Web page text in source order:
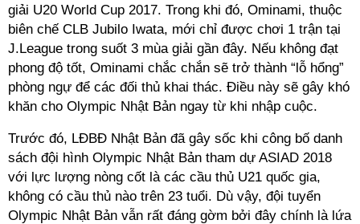
giải U20 World Cup 2017. Trong khi đó, Ominami, thuộc
biên chế CLB Jubilo Iwata, mới chỉ được chơi 1 trận tại
J.League trong suốt 3 mùa giải gần đây. Nếu không đạt
phong độ tốt, Ominami chắc chắn sẽ trở thành “lỗ hổng”
phòng ngự để các đối thủ khai thác. Điều này sẽ gây khó
khăn cho Olympic Nhật Bản ngay từ khi nhập cuộc.
Trước đó, LĐBĐ Nhật Bản đã gây sốc khi công bố danh
sách đội hình Olympic Nhật Bản tham dự ASIAD 2018
với lực lượng nòng cốt là các cầu thủ U21 quốc gia,
không có cầu thủ nào trên 23 tuổi. Dù vậy, đội tuyển
Olympic Nhật Bản vẫn rất đáng gờm bởi đây chính là lứa